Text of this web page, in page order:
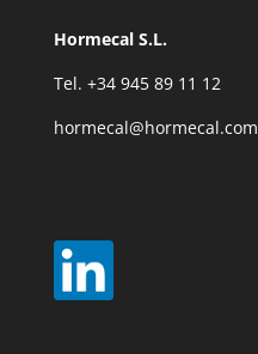
Hormecal S.L.
Tel. +34 945 89 11 12
hormecal@hormecal.com